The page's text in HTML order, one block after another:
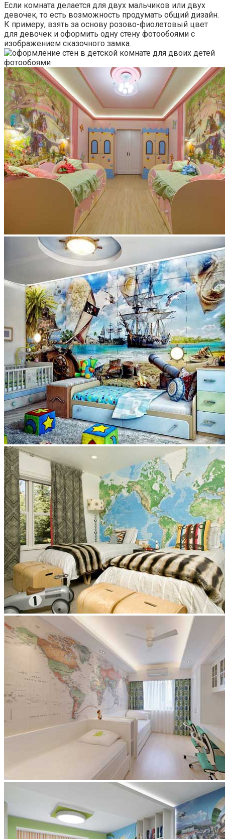
Если комната делается для двух мальчиков или двух
девочек, то есть возможность продумать общий дизайн.
К примеру, взять за основу розово-фиолетовый цвет
для девочек и оформить одну стену фотообоями с
изображением сказочного замка.